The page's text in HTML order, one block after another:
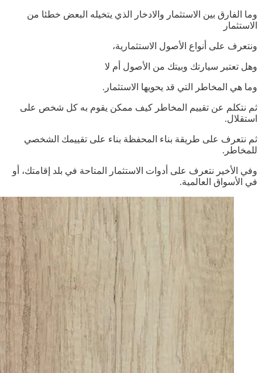
وما الفارق بين الاستثمار والادخار الذي يتخيله البعض خطئا من
الاستثمار
ونتعرف على أنواع الأصول الاستثمارية،
وهل تعتبر سيارتك وبيتك من الأصول أم لا
وما هي المخاطر التي قد يحويها الاستثمار.
ثم نتكلم عن تقييم المخاطر كيف ممكن يقوم به كل شخص على
استقلال.
ثم نتعرف على طريقة بناء المحفظة بناء على تقييمك الشخصي
للمخاطر.
وفي الأخير نتعرف على أدوات الاستثمار المتاحة في بلد إقامتك، أو
في الأسواق العالمية.